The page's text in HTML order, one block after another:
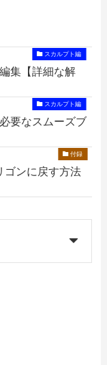
スカルプト編
集【詳細な解
スカルプト編
要なスムーズブ
付録
ゴンに戻す方法